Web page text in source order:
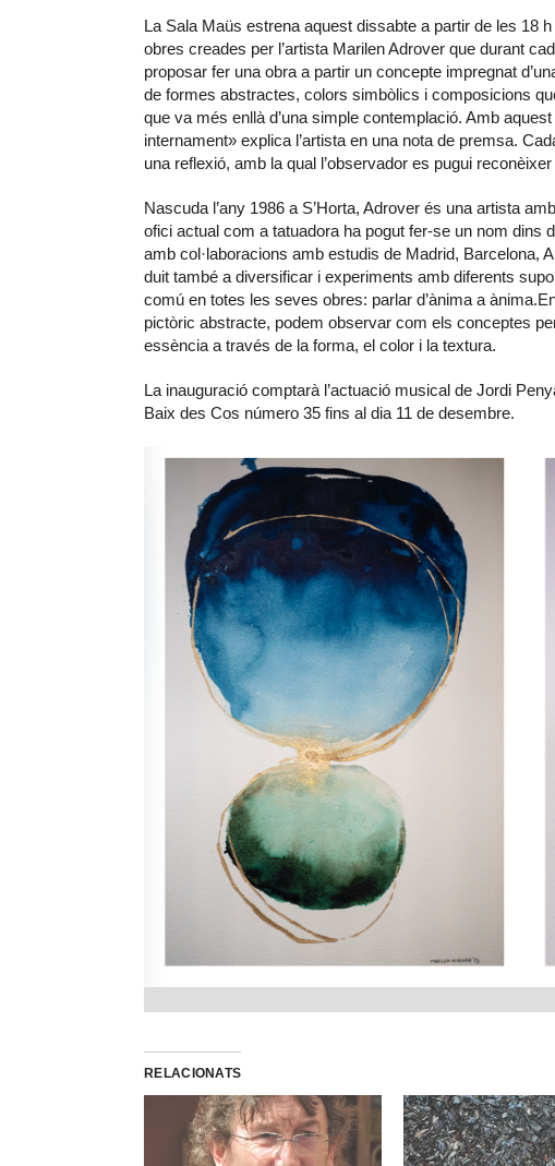
La Sala Maüs estrena aquest dissabte a partir de les 18
obres creades per l’artista Marilen Adrover que durant
proposar fer una obra a partir un concepte impregnat
de formes abstractes, colors simbòlics i composicions
que va més enllà d’una simple contemplació. Amb
internament» explica l’artista en una nota de premsa.
una reflexió, amb la qual l’observador es pugui
Nascuda l’any 1986 a S’Horta, Adrover és una artista
ofici actual com a tatuadora ha pogut fer-se un nom dins
amb col·laboracions amb estudis de Madrid, Barcelona,
duit també a diversificar i experiments amb diferents
comú en totes les seves obres: parlar d’ànima a
pictòric abstracte, podem observar com els conceptes
essència a través de la forma, el color i la textura.
La inauguració comptarà l’actuació musical de Jordi
Baix des Cos número 35 fins al dia 11 de desembre.
RELACIONATS